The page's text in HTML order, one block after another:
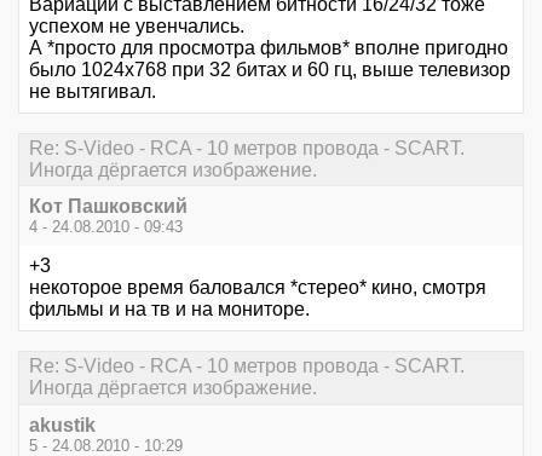
успехом не увенчались.
А *просто для просмотра фильмов* вполне пригодно
было 1024х768 при 32 битах и 60 гц, выше телевизор
не вытягивал.
Re: S-Video - RCA - 10 метров провода - SCART.
Иногда дёргается изображение.
Кот Пашковский
4 - 24.08.2010 - 09:43
+3
некоторое время баловался *стерео* кино, смотря
фильмы и на тв и на мониторе.
Re: S-Video - RCA - 10 метров провода - SCART.
Иногда дёргается изображение.
akustik
5 - 24.08.2010 - 10:29